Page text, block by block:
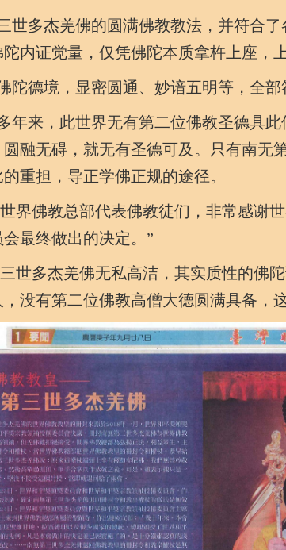
多杰羌佛的圆满佛教教法，并符合了
陀内证觉量，仅凭佛陀本质拿杵上座，
德境，显密圆通、妙谙五明等，全部
来，此世界无有第二位佛教圣德具此
融无碍，就无有圣德可及。只有南无
重担，导正学佛正规的途径。
佛教总部代表佛教徒们，非常感谢世
最终做出的决定。”
多杰羌佛无私高洁，其实质性的佛陀
没有第二位佛教高僧大德圆满具备，